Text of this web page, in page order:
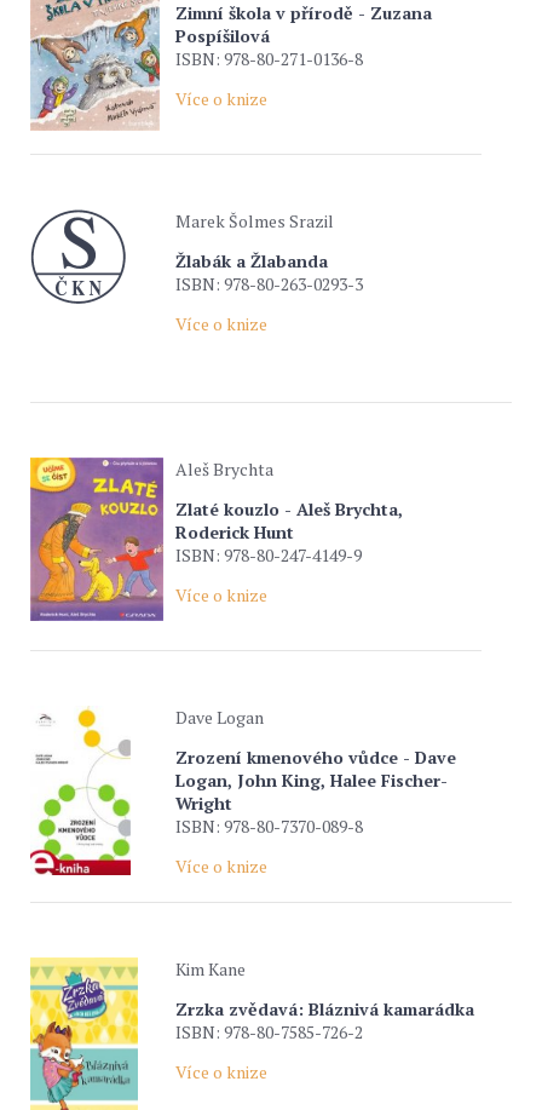
Zimní škola v přírodě - Zuzana
Pospíšilová
ISBN: 978-80-271-0136-8
Více o knize
Marek Šolmes Srazil
Žlabák a Žlabanda
ISBN: 978-80-263-0293-3
Více o knize
Aleš Brychta
Zlaté kouzlo - Aleš Brychta,
Roderick Hunt
ISBN: 978-80-247-4149-9
Více o knize
Dave Logan
Zrození kmenového vůdce - Dave
Logan, John King, Halee Fischer-
Wright
ISBN: 978-80-7370-089-8
Více o knize
Kim Kane
Zrzka zvědavá: Bláznivá kamarádka
ISBN: 978-80-7585-726-2
Více o knize